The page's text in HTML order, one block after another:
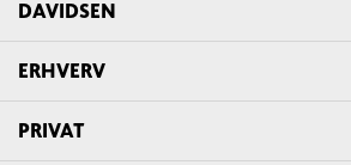
DAVIDSEN
ERHVERV
PRIVAT